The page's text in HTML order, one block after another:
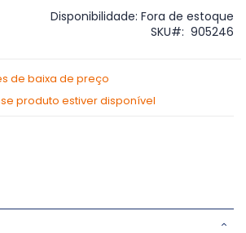
Disponibilidade: Fora de estoque
SKU
905246
de baixa de preço
produto estiver disponível